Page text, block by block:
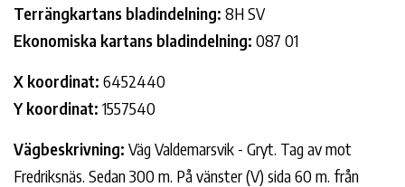
Terrängkartans bladindelning: 8H SV
Ekonomiska kartans bladindelning: 087 01
X koordinat: 6452440
Y koordinat: 1557540
Vägbeskrivning: Väg Valdemarsvik - Gryt. Tag av mot
Fredriksnäs. Sedan 300 m. På vänster (V) sida 60 m. från